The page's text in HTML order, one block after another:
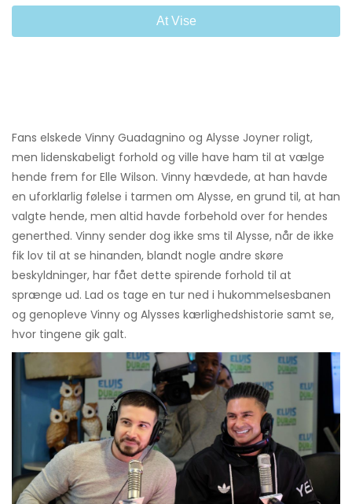
At Vise
Fans elskede Vinny Guadagnino og Alysse Joyner roligt,
men lidenskabeligt forhold og ville have ham til at vælge
hende frem for Elle Wilson. Vinny hævdede, at han havde
en uforklarlig følelse i tarmen om Alysse, en grund til, at han
valgte hende, men altid havde forbehold over for hendes
generthed. Vinny sender dog ikke sms til Alysse, når de ikke
fik lov til at se hinanden, blandt nogle andre skøre
beskyldninger, har fået dette spirende forhold til at
sprænge ud. Lad os tage en tur ned i hukommelsesbanen
og genopleve Vinny og Alysses kærlighedshistorie samt se,
hvor tingene gik galt.